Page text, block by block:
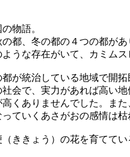
物語。
都、冬の都の４つの都があ
うな存在がいて、カミム
が統治している地域で開拓
会で、実力があれば高い
くありませんでした。ま
ていくあさがおの感情は
ききょう）の花を育てて